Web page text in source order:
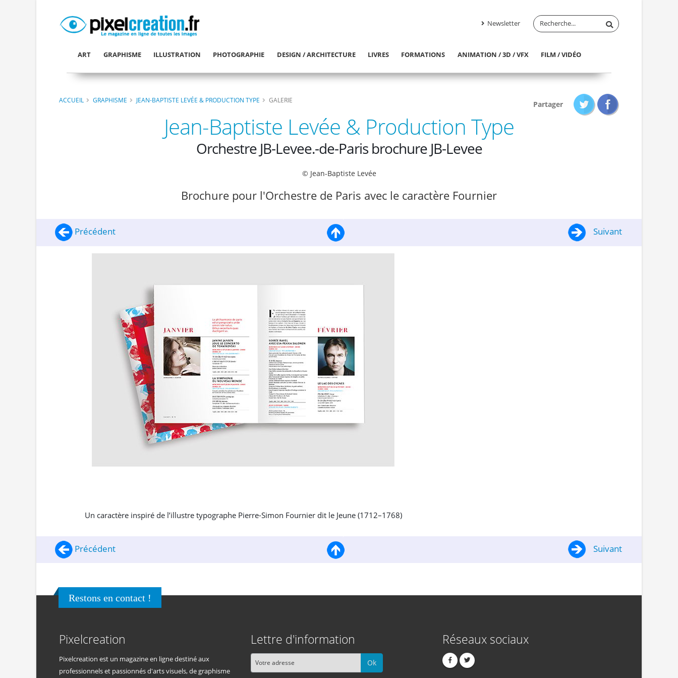
Newsletter
ART GRAPHISME ILLUSTRATION PHOTOGRAPHIE DESIGN / ARCHITECTURE LIVRES FORMATIONS ANIMATION / 3D / VFX FILM / VIDÉO
ACCUEIL GRAPHISME JEAN-BAPTISTE LEVÉE & PRODUCTION TYPE GALERIE Partager
Jean-Baptiste Levée & Production Type
Orchestre JB-Levee.-de-Paris brochure JB-Levee
© Jean-Baptiste Levée
Brochure pour l'Orchestre de Paris avec le caractère Fournier
Précédent Suivant
Un caractère inspiré de l’illustre typographe Pierre-Simon Fournier dit le Jeune (1712–1768)
Précédent Suivant
Restons en contact !
Pixelcreation
Pixelcreation est un magazine en ligne destiné aux
professionnels et passionnés d'arts visuels, de graphisme
Lettre d'information
Ok
Réseaux sociaux